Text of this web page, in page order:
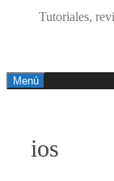
Tutoriales,
Menú
ios